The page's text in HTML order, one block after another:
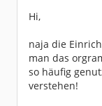
Hi,
naja die
man das
so häufig
verstehen!